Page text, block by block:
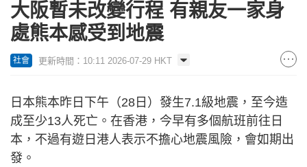
大阪暫未改變行程 有親友一家身
處熊本感受到地震
社會 更新時間：10:11 2026-07-29 HKT
日本熊本昨日下午（28日）發生7.1級地震，至今造
成至少13人死亡。在香港，今早有多個航班前往日
本，不過有遊日港人表示不擔心地震風險，會如期出
發。